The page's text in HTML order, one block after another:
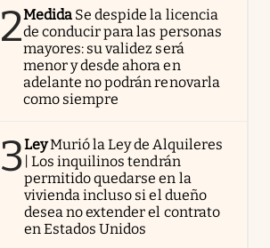
2Medida Se despide la licencia
de conducir para las personas
mayores: su validez será
menor y desde ahora en
adelante no podrán renovarla
como siempre
3LeyMurió la Ley de Alquileres
| Los inquilinos tendrán
permitido quedarse en la
vivienda incluso si el dueño
desea no extender el contrato
en Estados Unidos